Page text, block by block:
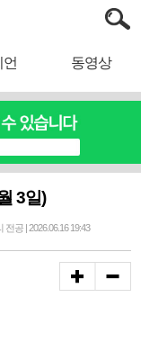
언 동영상
3일)
공 | 2026.06.16 19:43